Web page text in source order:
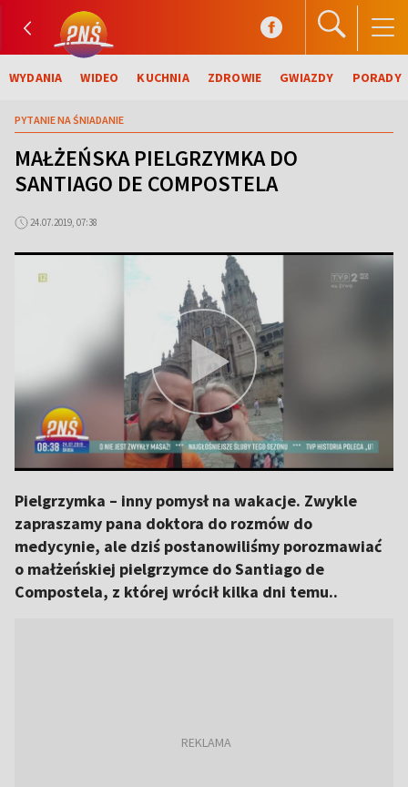
WYDANIA WIDEO KUCHNIA ZDROWIE GWIAZDY PORADY
PYTANIE NA ŚNIADANIE
MAŁŻEŃSKA PIELGRZYMKA DO
SANTIAGO DE COMPOSTELA
24.07.2019, 07:38
Pielgrzymka – inny pomysł na wakacje. Zwykle
zapraszamy pana doktora do rozmów do
medycynie, ale dziś postanowiliśmy porozmawiać
o małżeńskiej pielgrzymce do Santiago de
Compostela, z której wrócił kilka dni temu..